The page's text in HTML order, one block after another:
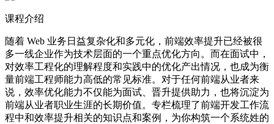
课程介绍
随着 Web 业务日益复杂化和多元化，前端效率提升已经被很
多一线企业作为技术层面的一个重点优化方向。而在面试中，
对效率工程化的理解程度和实践中的优化产出情况，也成为衡
量前端工程师能力高低的常见标准。对于任何前端从业者来
说，效率优化能力不仅能为面试、晋升提供助力，也将沉淀为
前端从业者职业生涯的长期价值。专栏梳理了前端开发工作流
程中和效率提升相关的知识点和案例，为你构筑一个系统姓的